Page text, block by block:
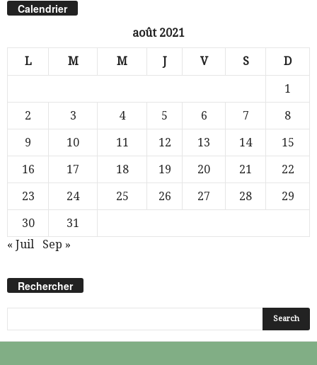
Calendrier
août 2021
L M M J V S D
1
2
3 4 5 6 7
8
9
10 11 12 13 14
15
16
17 18 19 20 21
22
23
24 25 26 27 28
29
30
31
« Juil
Sep »
Rechercher